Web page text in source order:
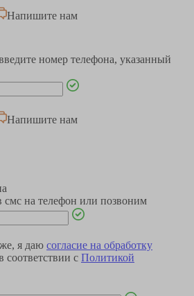
Напишите нам
номер телефона, указанный
Напишите нам
на телефон или позвоним
я даю согласие на обработку
соответствии с Политикой